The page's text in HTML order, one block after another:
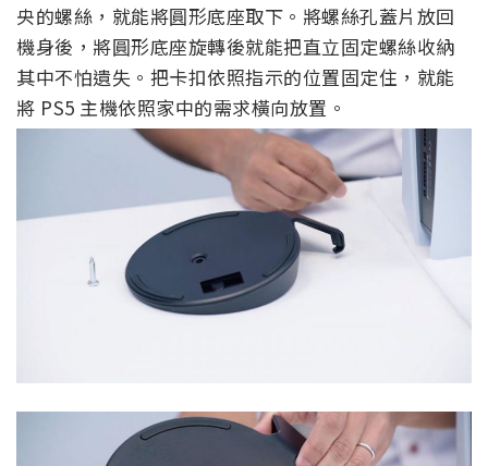
央的螺絲，就能將圓形底座取下。將螺絲孔蓋片放回
機身後，將圓形底座旋轉後就能把直立固定螺絲收納
其中不怕遺失。把卡扣依照指示的位置固定住，就能
將 PS5 主機依照家中的需求橫向放置。